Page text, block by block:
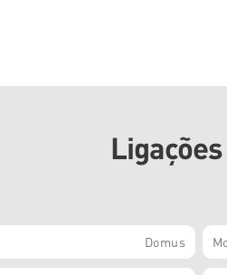
Domus